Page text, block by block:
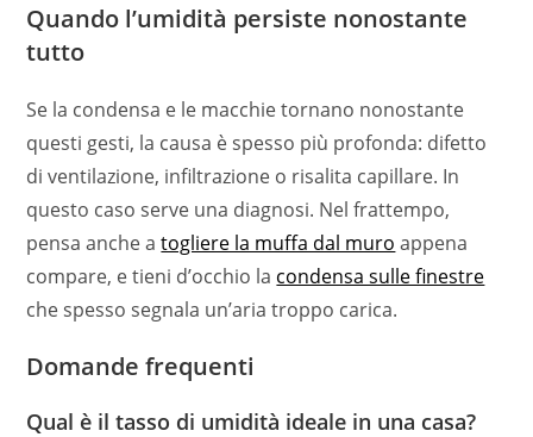
Quando l’umidità persiste nonostante
tutto
Se la condensa e le macchie tornano nonostante
questi gesti, la causa è spesso più profonda: difetto
di ventilazione, infiltrazione o risalita capillare. In
questo caso serve una diagnosi. Nel frattempo,
pensa anche atogliere la muffa dal muro appena
compare, e tieni d’occhio la condensa sulle finestre
che spesso segnala un’aria troppo carica.
Domande frequenti
Qual è il tasso di umidità ideale in una casa?